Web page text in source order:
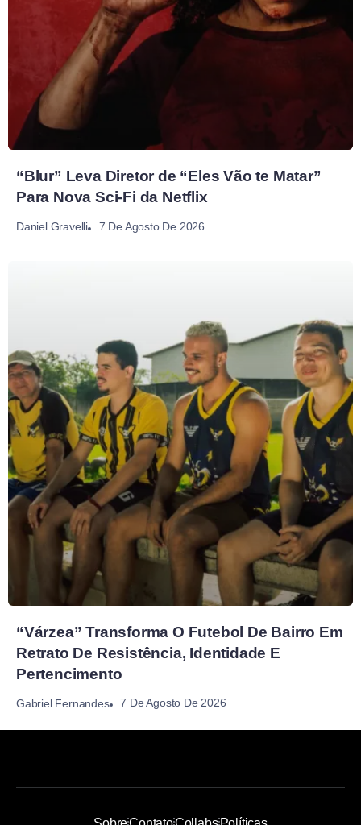
“Blur” Leva Diretor de “Eles Vão te Matar”
Para Nova Sci-Fi da Netflix
Daniel Gravelli 7 De Agosto De 2026
“Várzea” Transforma O Futebol De Bairro Em
Retrato De Resistência, Identidade E
Pertencimento
Gabriel Fernandes 7 De Agosto De 2026